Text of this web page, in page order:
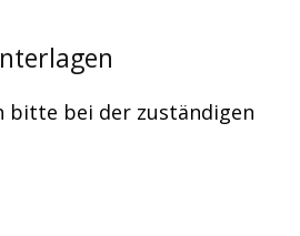
bitte bei der zuständigen